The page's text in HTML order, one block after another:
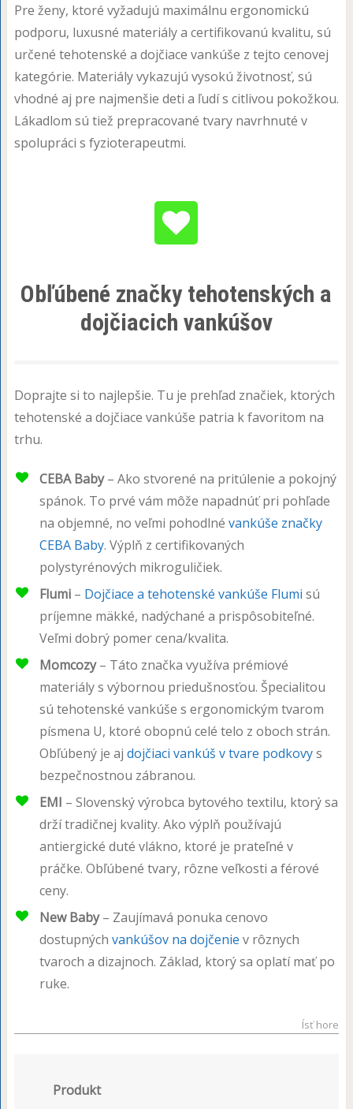
Pre ženy, ktoré vyžadujú maximálnu ergonomickú
podporu, luxusné materiály a certifikovanú kvalitu, sú
určené tehotenské a dojčiace vankúše z tejto cenovej
kategórie. Materiály vykazujú vysokú životnosť, sú
vhodné aj pre najmenšie deti a ľudí s citlivou pokožkou.
Lákadlom sú tiež prepracované tvary navrhnuté v
spolupráci s fyzioterapeutmi.
Obľúbené značky tehotenských a
dojčiacich vankúšov
Doprajte si to najlepšie. Tu je prehľad značiek, ktorých
tehotenské a dojčiace vankúše patria k favoritom na
trhu.
CEBA Baby– Ako stvorené na pritúlenie a pokojný
spánok. To prvé vám môže napadnúť pri pohľade
na objemné, no veľmi pohodlné vankúše značky
CEBA Baby. Výplň z certifikovaných
polystyrénových mikroguličiek.
Flumi– Dojčiace a tehotenské vankúše Flumi sú
príjemne mäkké, nadýchané a prispôsobiteľné.
Veľmi dobrý pomer cena/kvalita.
Momcozy– Táto značka využíva prémiové
materiály s výbornou priedušnosťou. Špecialitou
sú tehotenské vankúše s ergonomickým tvarom
písmena U, ktoré obopnú celé telo z oboch strán.
Obľúbený je aj dojčiaci vankúš v tvare podkovys
bezpečnostnou zábranou.
EMI – Slovenský výrobca bytového textilu, ktorý sa
drží tradičnej kvality. Ako výplň používajú
antiergické duté vlákno, ktoré je prateľné v
práčke. Obľúbené tvary, rôzne veľkosti a férové
ceny.
New Baby– Zaujímavá ponuka cenovo
dostupných vankúšov na dojčenie v rôznych
tvaroch a dizajnoch. Základ, ktorý sa oplatí mať po
ruke.
Ísť hore
Produkt